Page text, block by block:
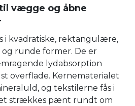
vægge og åbne
i kvadratiske, rektangulære,
runde former. De er
lydabsorption
overflade. Kernematerialet
og tekstilerne fås i
strækkes pænt rundt om